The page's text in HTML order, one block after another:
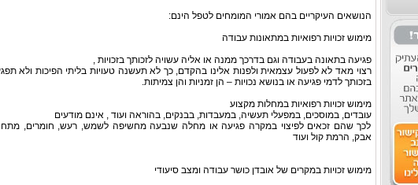
הנושאים העיקריים בהם אמורי המומחים לטפל הינם:
מימוש זכויות רפואיות במתאונות עבודה
פגיעה בתאונה בעבודה וגם בדרכך ממנה או אליה עשויה לזכותך בזכויות ,
רצוי מאד לא לפעול עצמאית ולפנות אלינו בהקדם, כך לא תעשנה טעויות בליתי הפיכות ולא
בזכותך לדמי פגיעה או בנושא נכויות – הן זמניות והן צמיתות.
מימוש זכויות רפואיות במחלות מקצוע
עובדים, במוסכים, במפעלי תעשיה, במעבדות, בבנקים, בהוראה ועוד , אינם מודעים
לכך שהם זכאים לפיצוי במקרה פגיעה או מחלה שנבעה מחשיפה לשמש, רעש, חומרים,
אבק, הרמת קול ועוד
מימוש זכויות במקרים של אובדן כושר עבודה ומצב סיעודי